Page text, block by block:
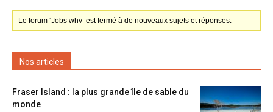
Le forum ‘Jobs whv’ est fermé à de nouveaux sujets et réponses.
Nos articles
Fraser Island : la plus grande île de sable du
monde